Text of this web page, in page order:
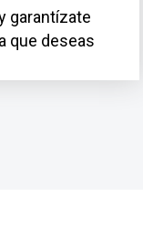
garantízate
que deseas